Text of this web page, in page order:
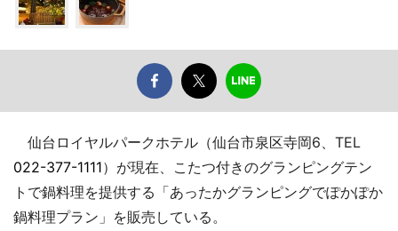
仙台ロイヤルパークホテル（仙台市泉区寺岡6、TEL
022-377-1111）が現在、こたつ付きのグランピングテン
トで鍋料理を提供する「あったかグランピングでぽかぽか
鍋料理プラン」を販売している。